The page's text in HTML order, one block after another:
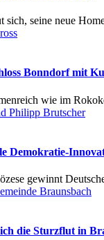
sich, seine neue
Bonndorf mit
wie im
Demokratie-
gewinnt
die Sturzflut in